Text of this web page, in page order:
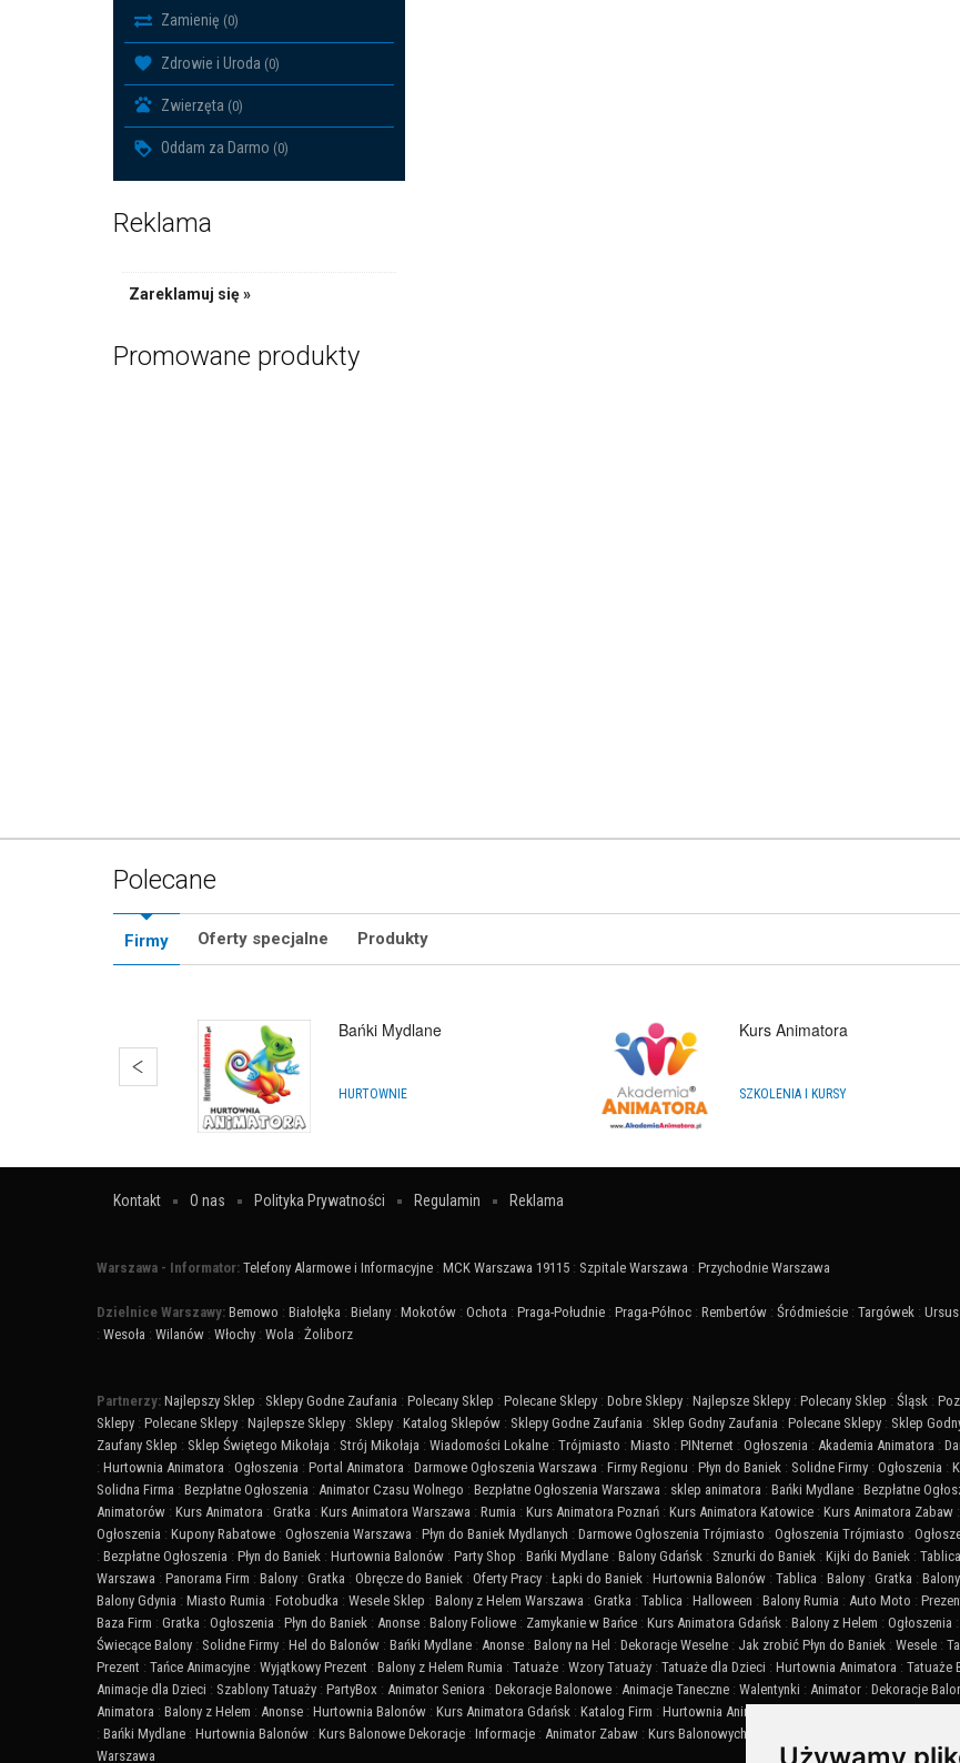
Zamienię (0)
Zdrowie i Uroda (0)
Zwierzęta (0)
Oddam za Darmo (0)
Reklama
Zareklamuj się »
Promowane produkty
Sznurek do Baniek – BAŃKOTRON...
Polecane
Firmy Oferty specjalne Produkty
Bańki Mydlane
HURTOWNIE
Kurs Animatora
SZKOLENIA I KURSY
Kontakt O nas Polityka Prywatności Regulamin Reklama
Warszawa - Informator: Telefony Alarmowe i Informacyjne : MCK Warszawa 19115 : Szpitale Warszawa : Przychodnie Warszawa
Dzielnice Warszawy: Bemowo : Białołęka : Bielany : Mokotów : Ochota : Praga-Południe : Praga-Północ : Rembertów : Śródmieście : Targówek : Ursus
: Wesoła : Wilanów : Włochy : Wola : Żoliborz
Partnerzy: Najlepszy Sklep : Sklepy Godne Zaufania : Polecany Sklep : Polecane Sklepy : Dobre Sklepy : Najlepsze Sklepy : Polecany Sklep : Śląsk :
Sklepy : Polecane Sklepy : Najlepsze Sklepy : Sklepy : Katalog Sklepów : Sklepy Godne Zaufania : Sklep Godny Zaufania : Polecane Sklepy : Sklep
Zaufany Sklep : Sklep Świętego Mikołaja : Strój Mikołaja : Wiadomości Lokalne : Trójmiasto : Miasto : PINternet : Ogłoszenia : Akademia Animatora :
: Hurtownia Animatora : Ogłoszenia : Portal Animatora : Darmowe Ogłoszenia Warszawa : Firmy Regionu : Płyn do Baniek : Solidne Firmy : Ogłoszenia :
Solidna Firma : Bezpłatne Ogłoszenia : Animator Czasu Wolnego : Bezpłatne Ogłoszenia Warszawa : sklep animatora : Bańki Mydlane : Bezpłatne
Animatorów : Kurs Animatora : Gratka : Kurs Animatora Warszawa : Rumia : Kurs Animatora Poznań : Kurs Animatora Katowice : Kurs Animatora Zabaw :
Ogłoszenia : Kupony Rabatowe : Ogłoszenia Warszawa : Płyn do Baniek Mydlanych : Darmowe Ogłoszenia Trójmiasto : Ogłoszenia Trójmiasto :
: Bezpłatne Ogłoszenia : Płyn do Baniek : Hurtownia Balonów : Party Shop : Bańki Mydlane : Balony Gdańsk : Sznurki do Baniek : Kijki do Baniek : Tablica
Warszawa : Panorama Firm : Balony : Gratka : Obręcze do Baniek : Oferty Pracy : Łapki do Baniek : Hurtownia Balonów : Tablica : Balony : Gratka :
Balony Gdynia : Miasto Rumia : Fotobudka : Wesele Sklep : Balony z Helem Warszawa : Gratka : Tablica : Halloween : Balony Rumia : Auto Moto :
Baza Firm : Gratka : Ogłoszenia : Płyn do Baniek : Anonse : Balony Foliowe : Zamykanie w Bańce : Kurs Animatora Gdańsk : Balony z Helem : Ogłoszenia :
Świecące Balony : Solidne Firmy : Hel do Balonów : Bańki Mydlane : Anonse : Balony na Hel : Dekoracje Weselne : Jak zrobić Płyn do Baniek : Wesele :
Prezent : Tańce Animacyjne : Wyjątkowy Prezent : Balony z Helem Rumia : Tatuaże : Wzory Tatuaży : Tatuaże dla Dzieci : Hurtownia Animatora : Tatuaże
Animacje dla Dzieci : Szablony Tatuaży : PartyBox : Animator Seniora : Dekoracje Balonowe : Animacje Taneczne : Walentynki : Animator : Dekoracje
Animatora : Balony z Helem : Anonse : Hurtownia Balonów : Kurs Animatora Gdańsk : Katalog Firm : Hurtownia Animatora
: Bańki Mydlane : Hurtownia Balonów : Kurs Balonowe Dekoracje : Informacje : Animator Zabaw : Kurs Balonowych Dekoracji
Warszawa